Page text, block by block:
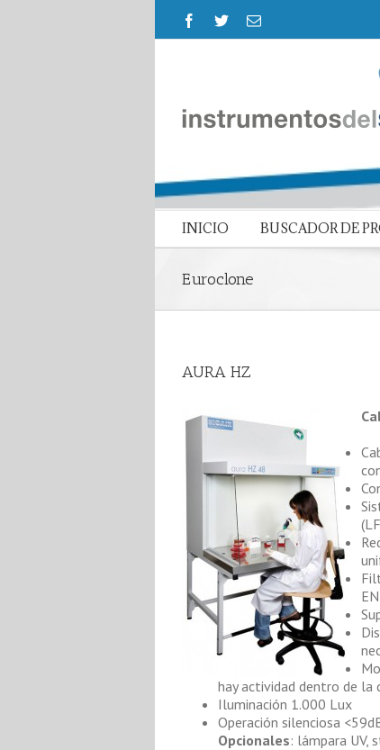
INICIO BUSCADOR DE
Euroclone
AURA HZ
hay actividad dentro de la
Iluminación 1.000 Lux
Operación silenciosa
Opcionales: lámpara UV,